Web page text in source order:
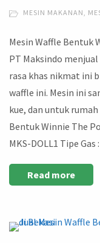
MESIN MAKANAN
Mesin Waffle Bentuk
PT Maksindo
rasa khas nikmat ini
waffle ini. Mesin ini
kue, dan untuk
Bentuk Winnie The
MKS-DOLL1 Tipe Gas
Read more